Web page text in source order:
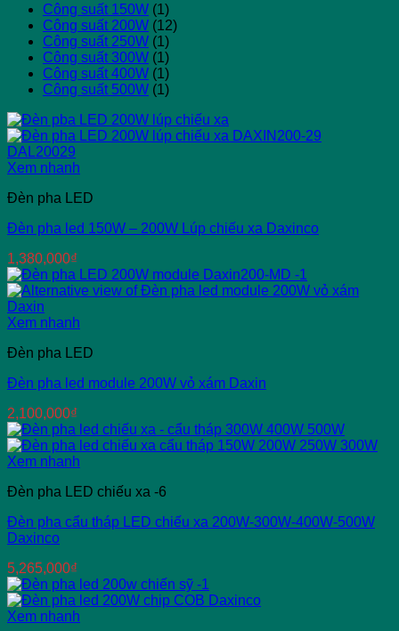
Công suất 150W (1)
Công suất 200W (12)
Công suất 250W (1)
Công suất 300W (1)
Công suất 400W (1)
Công suất 500W (1)
Xem nhanh
Đèn pha LED
Đèn pha led 150W – 200W Lúp chiếu xa Daxinco
1,380,000₫
Xem nhanh
Đèn pha LED
Đèn pha led module 200W vỏ xám Daxin
2,100,000₫
Xem nhanh
Đèn pha LED chiếu xa -6
Đèn pha cẩu tháp LED chiếu xa 200W-300W-400W-500W
Daxinco
5,265,000₫
Xem nhanh